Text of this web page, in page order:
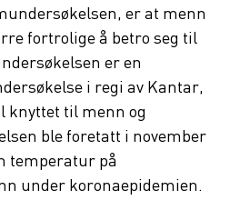
er at menn
fortrolige å betro seg til
er en
i regi av Kantar,
knyttet til menn og
ble foretatt i november
temperatur på
under koronaepidemien.